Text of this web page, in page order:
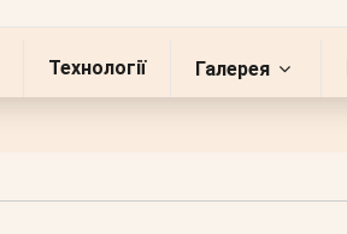
Технології Галерея